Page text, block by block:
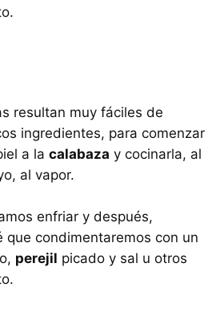
resultan muy fáciles de
ingredientes, para comenzar
a la calabaza y cocinarla, al
al vapor.
enfriar y después,
que condimentaremos con un
perejil picado y sal u otros